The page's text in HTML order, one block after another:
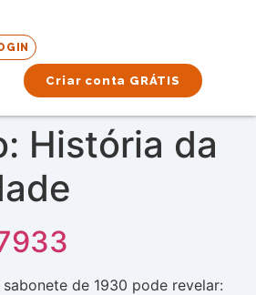
Criar conta GRÁTIS
História da
de 1930 pode revelar: